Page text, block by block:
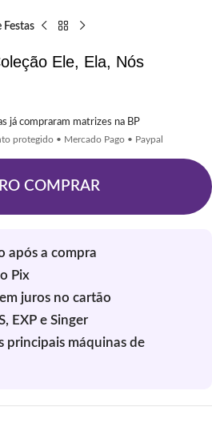
Festas
Ele, Ela, Nós
já compraram matrizes na BP
protegido • Mercado Pago • Paypal
COMPRAR